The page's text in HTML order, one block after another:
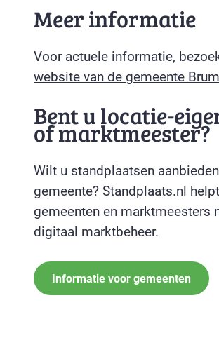
Meer informatie
Voor actuele informatie,
website van de gemeente
Bent u locatie-
of marktmeester?
Wilt u standplaatsen
gemeente? Standplaats.nl helpt
gemeenten en marktmeesters
digitaal marktbeheer.
Informatie voor gemeenten